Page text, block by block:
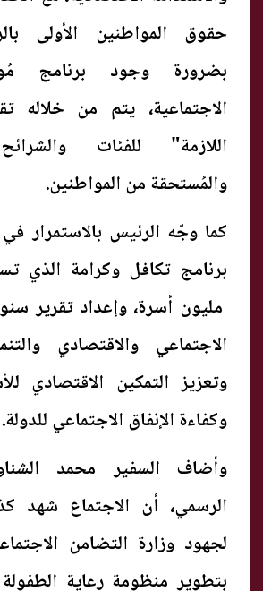
حقوق المواطنين الأولى
بضرورة وجود برنامج
الاجتماعية، يتم من خلاله
اللازمة" للفئات
والمُستحقة من المواطنين.
كما وجّه الرئيس بالاستمرار
مليون أسرة، وإعداد تقرير
الاجتماعي والاقتصادي
وتعزيز التمكين الاقتصادي
وكفاءة الإنفاق الاجتماعي للدولة.
وأضاف السفير محمد
الرسمي، أن الاجتماع شهد
لجهود وزارة التضامن
بتطوير منظومة رعاية